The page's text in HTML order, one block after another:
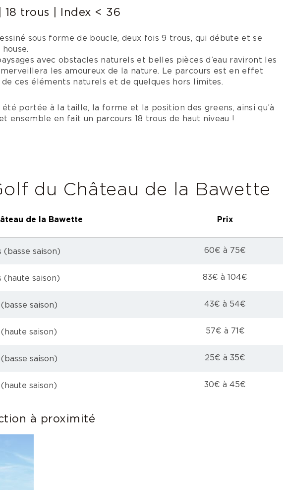
trous | Index < 36
sous forme de boucle, deux fois 9 trous, qui débute et se
avec obstacles naturels et belles pièces d’eau raviront les
les amoureux de la nature. Le parcours est en effet
ces éléments naturels et de quelques hors limites.
portée à la taille, la forme et la position des greens, ainsi qu’à
ensemble en fait un parcours 18 trous de haut niveau !
du Château de la Bawette
de la Bawette Prix
(basse saison) 60€ à 75€
(haute saison) 83€ à 104€
saison) 43€ à 54€
saison) 57€ à 71€
saison) 25€ à 35€
saison) 30€ à 45€
à proximité